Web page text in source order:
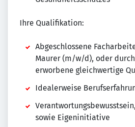
Ihre Qualifikation:
Abgeschlossene
Maurer (m/w/d), oder
erworbene gleichwertige
Idealerweise
sowie Eigeninitiative